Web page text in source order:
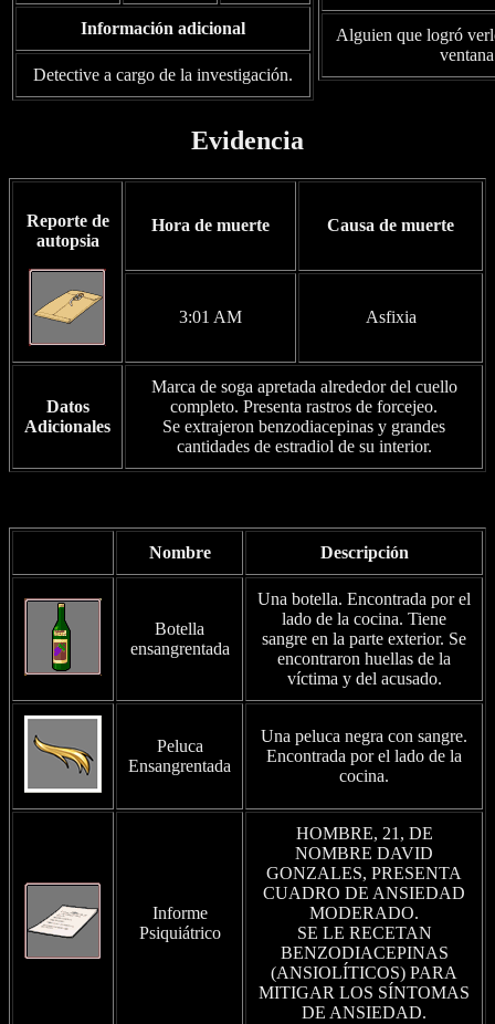
Información adicional
Detective a cargo de la investigación.
Alguien que logró
Evidencia
Reporte de
autopsia
Hora de muerte Causa de muerte
3:01 AM Asfixia
Datos
Adicionales
Marca de soga apretada alrededor del cuello
completo. Presenta rastros de forcejeo.
Se extrajeron benzodiacepinas y grandes
cantidades de estradiol de su interior.
Nombre Descripción
Botella
ensangrentada
Una botella. Encontrada por el
lado de la cocina. Tiene
sangre en la parte exterior. Se
encontraron huellas de la
víctima y del acusado.
Peluca
Ensangrentada
Una peluca negra con sangre.
Encontrada por el lado de la
cocina.
Informe
Psiquiátrico
HOMBRE, 21, DE
NOMBRE DAVID
GONZALES, PRESENTA
CUADRO DE ANSIEDAD
MODERADO.
SE LE RECETAN
BENZODIACEPINAS
(ANSIOLÍTICOS) PARA
MITIGAR LOS SÍNTOMAS
DE ANSIEDAD.